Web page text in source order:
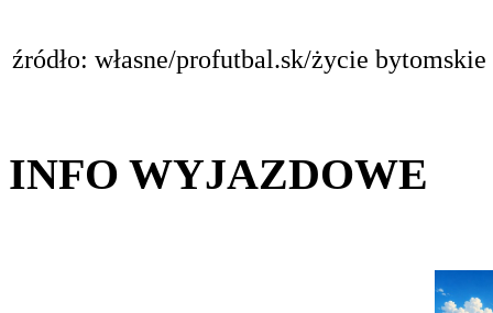
źródło: własne/profutbal.sk/życie bytomskie
INFO WYJAZDOWE